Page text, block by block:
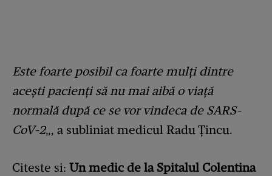
Este foarte posibil ca foarte mulți dintre
acești pacienți să nu mai aibă o viață
normală după ce se vor vindeca de SARS-
CoV-2„, a subliniat medicul Radu Țincu.
Citeste si: Un medic de la Spitalul Colentina